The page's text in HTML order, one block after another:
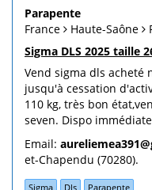
Parapente
France
Haute-Saône
Sigma DLS 2025 taille
Vend sigma dls acheté
jusqu'à cessation
110 kg, très bon
seven. Dispo
Email:
et-Chapendu (70280).
Sigma Dls Parapente